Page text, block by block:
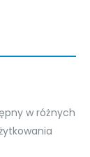
w różnych